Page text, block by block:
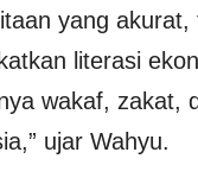
yang
literasi
wakaf, zakat,
ujar Wahyu.